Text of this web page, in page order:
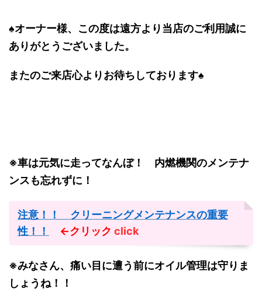
♠オーナー様、この度は遠方より当店のご利用誠に
ありがとうございました。
またのご来店心よりお待ちしております♠
※車は元気に走ってなんぼ！ 内燃機関のメンテナ
ンスも忘れずに！
注意！！ クリーニングメンテナンスの重要
性！！
←クリック click
※みなさん、痛い目に遭う前にオイル管理は守りま
しょうね！！